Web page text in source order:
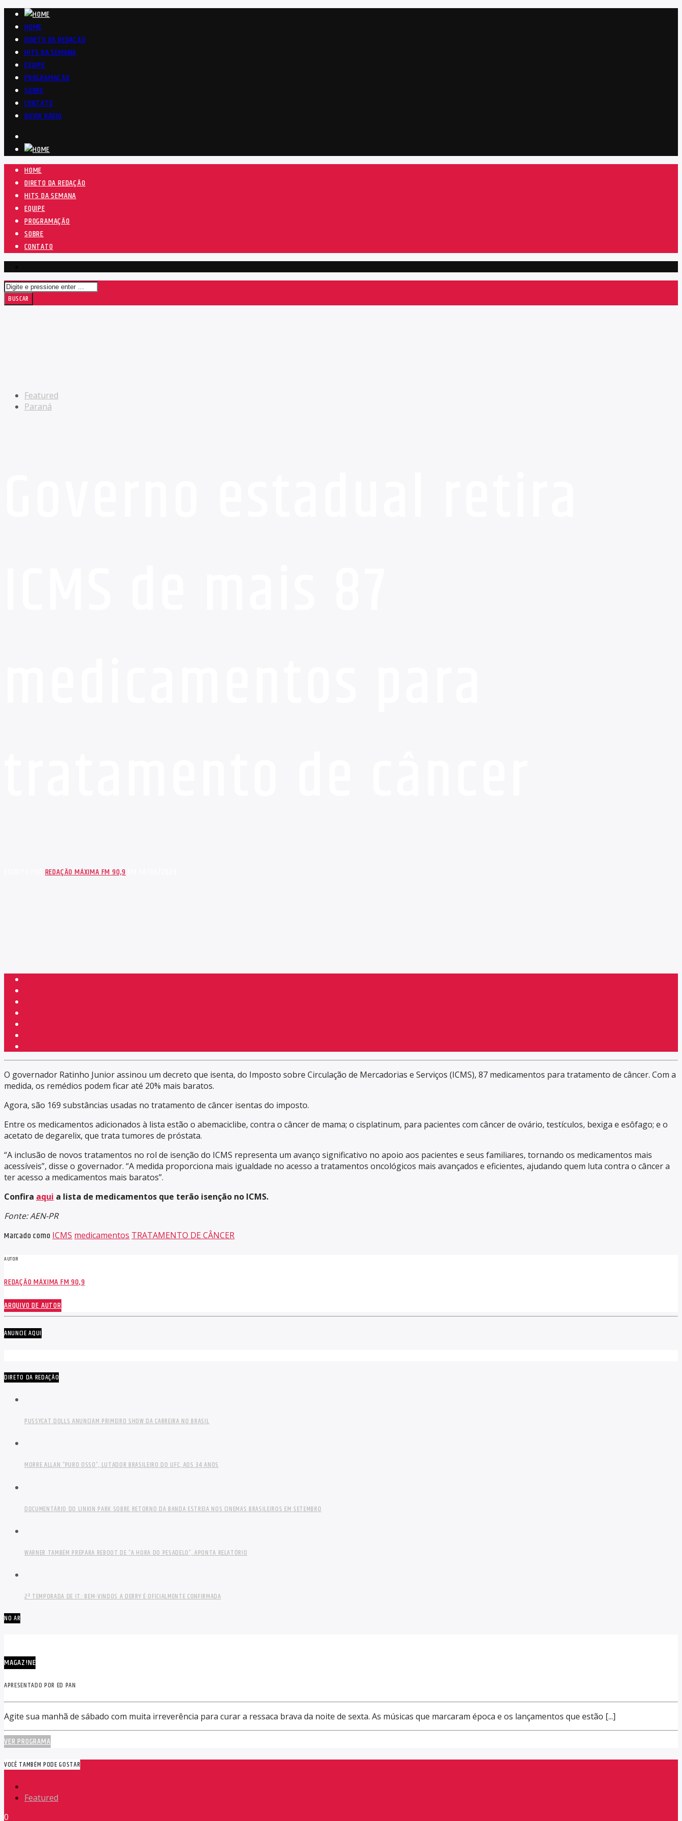
HOME
DIRETO DA REDAÇÃO
HITS DA SEMANA
EQUIPE
PROGRAMAÇÃO
SOBRE
CONTATO
OUVIR RÁDIO
HOME
DIRETO DA REDAÇÃO
HITS DA SEMANA
EQUIPE
PROGRAMAÇÃO
SOBRE
CONTATO
Featured
Paraná
ESCRITO PORREDAÇÃO MÁXIMA FM 90,9EM 30/05/2023
O governador Ratinho Junior assinou um decreto que isenta, do Imposto sobre Circulação de Mercadorias e Serviços (ICMS), 87 medicamentos para tratamento de câncer. Com a
medida, os remédios podem ficar até 20% mais baratos.
Agora, são 169 substâncias usadas no tratamento de câncer isentas do imposto.
Entre os medicamentos adicionados à lista estão o abemaciclibe, contra o câncer de mama; o cisplatinum, para pacientes com câncer de ovário, testículos, bexiga e esôfago; e o
acetato de degarelix, que trata tumores de próstata.
“A inclusão de novos tratamentos no rol de isenção do ICMS representa um avanço significativo no apoio aos pacientes e seus familiares, tornando os medicamentos mais
acessíveis”, disse o governador. “A medida proporciona mais igualdade no acesso a tratamentos oncológicos mais avançados e eficientes, ajudando quem luta contra o câncer a
ter acesso a medicamentos mais baratos”.
Confira aqui a lista de medicamentos que terão isenção no ICMS.
Fonte: AEN-PR
Marcado comoICMS medicamentos TRATAMENTO DE CÂNCER
AUTOR
REDAÇÃO MÁXIMA FM 90,9
ARQUIVO DE AUTOR
ANUNCIE AQUI
DIRETO DA REDAÇÃO
PUSSYCAT DOLLS ANUNCIAM PRIMEIRO SHOW DA CARREIRA NO BRASIL
MORRE ALLAN “PURO OSSO”, LUTADOR BRASILEIRO DO UFC, AOS 34 ANOS
DOCUMENTÁRIO DO LINKIN PARK SOBRE RETORNO DA BANDA ESTREIA NOS CINEMAS BRASILEIROS EM SETEMBRO
WARNER TAMBÉM PREPARA REBOOT DE “A HORA DO PESADELO”, APONTA RELATÓRIO
2ª TEMPORADA DE IT: BEM-VINDOS A DERRY É OFICIALMENTE CONFIRMADA
NO AR
MAGAZ!NE
APRESENTADO POR ED PAN
Agite sua manhã de sábado com muita irreverência para curar a ressaca brava da noite de sexta. As músicas que marcaram época e os lançamentos que estão [...]
VER PROGRAMA
VOCÊ TAMBÉM PODE GOSTAR
Featured
0